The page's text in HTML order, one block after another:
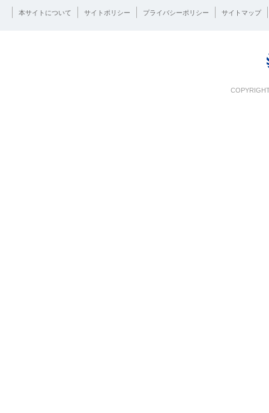
本サイトについて サイトポリシー プライバシーポリシー サイトマップ